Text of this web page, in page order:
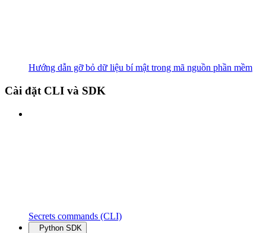
Hướng dẫn gỡ bỏ dữ liệu bí mật trong mã nguồn phần mềm
Cài đặt CLI và SDK
Secrets commands (CLI)
Python SDK